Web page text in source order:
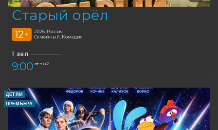
Старый орёл
12 +
2026, Россия
Семейный, Комедия
1 зал
9:00 от 350 ₽
ДЕТЯМ
ПРЕМЬЕРА